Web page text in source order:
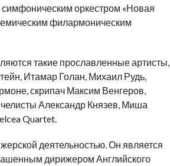
оркестром «Новая
филармоническим
такие прославленные артисты,
Итамар Голан, Михаил Рудь,
скрипач Максим Венгеров,
Александр Князев, Миша
Quartet.
деятельностью. Он является
дирижером Английского